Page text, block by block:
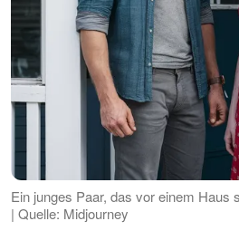
Ein junges Paar, das vor einem Haus
| Quelle: Midjourney